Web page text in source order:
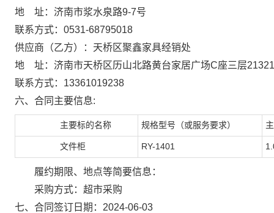
地 址：济南市浆水泉路9-7号
联系方式：0531-68795018
供应商（乙方）：天桥区聚鑫家具经销处
地 址：济南市天桥区历山北路黄台家居广场C座三层
联系方式：13361019238
六、合同主要信息:
主要标的名称 规格型号（或服务要求）
文件柜 RY-1401
履约期限、地点等简要信息：
采购方式：超市采购
七、合同签订日期：2024-06-03